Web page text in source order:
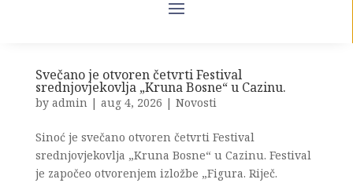
Enesa Škrge, koji su kroz zanimljivu diskusiju
Svečano je otvoren četvrti Festival
srednjovjekovlja „Kruna Bosne“ u Cazinu.
by admin| aug 4, 2026 | Novosti
Sinoć je svečano otvoren četvrti Festival
srednjovjekovlja „Kruna Bosne“ u Cazinu. Festival
je započeo otvorenjem izložbe „Figura. Riječ.